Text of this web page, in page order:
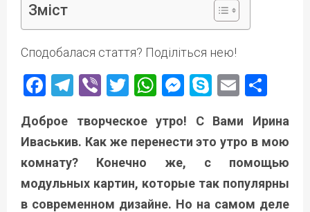
Зміст
Сподобалася стаття? Поділіться нею!
Facebook
Telegram
ViberTwitter
WhatsApp
Messenger
Skype
Email
Доброе творческое утро! С Вами Ирина
Иваськив. Как же перенести это утро в мою
комнату? Конечно же, с помощью
модульных картин, которые так популярны
в современном дизайне. Но на самом деле